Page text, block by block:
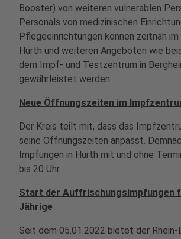
Booster) von weiteren vulnerablen
Personals von medizinischen
Pflegeeinrichtungen können zeitnah
Hürth und weiteren Angeboten wie
dem Impf- und Testzentrum in
gewährleistet werden.
Neue Öffnungszeiten im
Der Kreis teilt mit, dass das
seine Öffnungszeiten anpasst.
Impfungen in Hürth mit und ohne
bis 20 Uhr.
Start der Auffrischungsimpfungen
Jährige
Seit dem 05.01.2022 bietet der